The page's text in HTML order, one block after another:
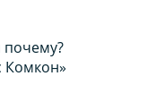
почему?
Комкон»